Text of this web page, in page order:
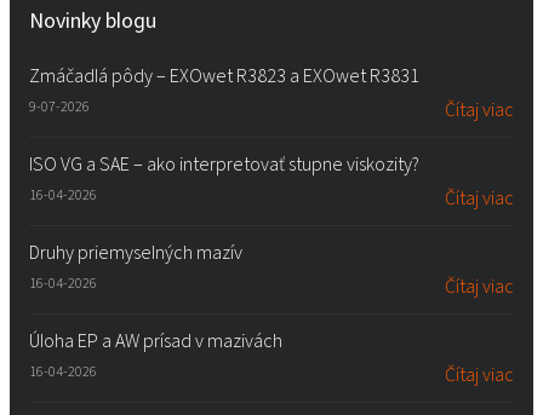
Novinky blogu
Zmáčadlá pôdy – EXOwet R3823 a EXOwet R3831
9-07-2026 Čítaj viac
ISO VG a SAE – ako interpretovať stupne viskozity?
16-04-2026 Čítaj viac
Druhy priemyselných mazív
16-04-2026 Čítaj viac
Úloha EP a AW prísad v mazivách
16-04-2026 Čítaj viac